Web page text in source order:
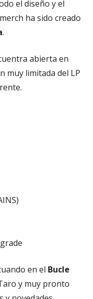
en
una
el diseño y el
ha sido creado
.
abierta en
muy limitada del LP
en el Bucle
y muy pronto